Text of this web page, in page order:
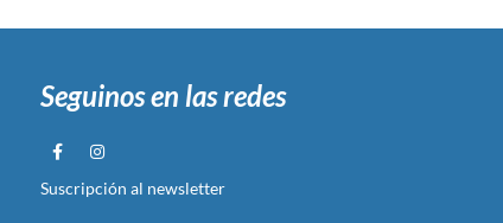
Seguinos en las redes
Suscripción al newsletter